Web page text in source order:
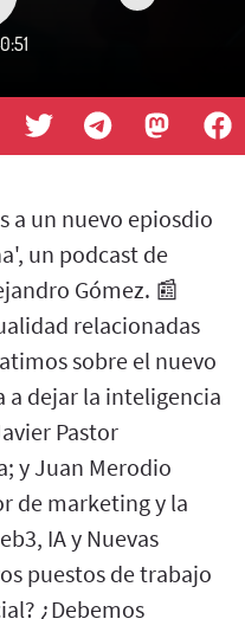
a un nuevo epiosdio
un podcast de
Gómez. 📰
relacionadas
sobre el nuevo
a dejar la inteligencia
Pastor
y Juan Merodio
de marketing y la
IA y Nuevas
puestos de trabajo
¿Debemos